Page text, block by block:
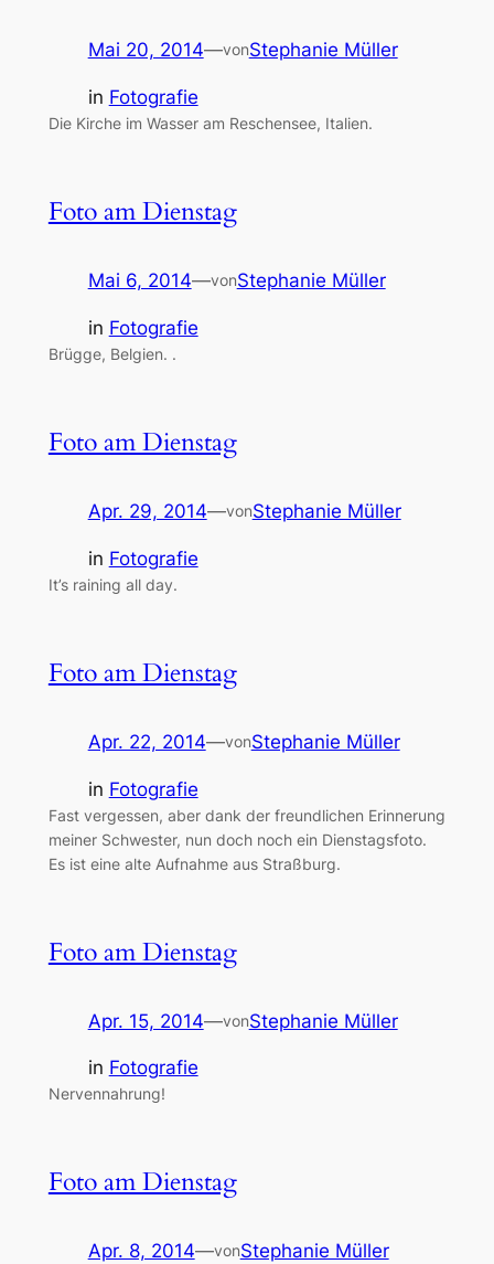
Mai 20, 2014—vonStephanie Müller
in Fotografie
Die Kirche im Wasser am Reschensee, Italien.
Foto am Dienstag
Mai 6, 2014—vonStephanie Müller
in Fotografie
Brügge, Belgien. .
Foto am Dienstag
Apr. 29, 2014—vonStephanie Müller
in Fotografie
It’s raining all day.
Foto am Dienstag
Apr. 22, 2014—vonStephanie Müller
in Fotografie
Fast vergessen, aber dank der freundlichen Erinnerung
meiner Schwester, nun doch noch ein Dienstagsfoto.
Es ist eine alte Aufnahme aus Straßburg.
Foto am Dienstag
Apr. 15, 2014—vonStephanie Müller
in Fotografie
Nervennahrung!
Foto am Dienstag
Apr. 8, 2014—vonStephanie Müller